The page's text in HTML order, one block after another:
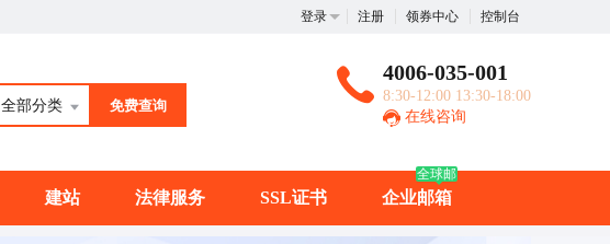
登录 注册 领券中心 控制台
全部分类 免费查询
4006-035-001
8:30-12:00 13:30-18:00
在线咨询
建站 法律服务 SSL证书 企业邮箱
全球邮